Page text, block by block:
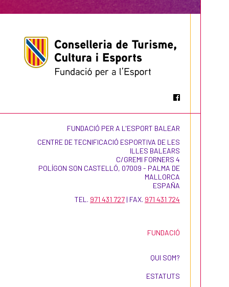
FUNDACIÓ PER A L'ESPORT BALEAR
CENTRE DE TECNIFICACIÓ ESPORTIVA DE LES
ILLES BALEARS
C/GREMI FORNERS 4
POLÍGON SON CASTELLÓ, 07009 - PALMA DE
MALLORCA
ESPAÑA
TEL. 971 431 727 | FAX. 971 431 724
FUNDACIÓ
QUI SOM?
ESTATUTS